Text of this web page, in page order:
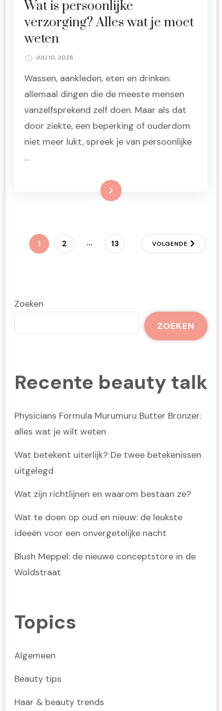
Wat is persoonlijke
verzorging? Alles wat je moet
weten
JULI 10, 2026
Wassen, aankleden, eten en drinken:
allemaal dingen die de meeste mensen
vanzelfsprekend zelf doen. Maar als dat
door ziekte, een beperking of ouderdom
niet meer lukt, spreek je van persoonlijke
…
Lees meer
Berichten
PAGINA
1 PAGINA
2 … PAGINA
13 VOLGENDE
Zoeken
ZOEKEN
Recente beauty talk
Physicians Formula Murumuru Butter Bronzer:
alles wat je wilt weten
Wat betekent uiterlijk? De twee betekenissen
uitgelegd
Wat zijn richtlijnen en waarom bestaan ze?
Wat te doen op oud en nieuw: de leukste
ideeën voor een onvergetelijke nacht
Blush Meppel: de nieuwe conceptstore in de
Woldstraat
Topics
Algemeen
Beauty tips
Haar & beauty trends